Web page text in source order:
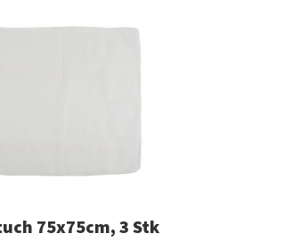
75x75cm, 3 Stk